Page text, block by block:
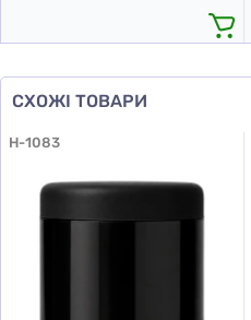
СХОЖІ ТОВАРИ
H-1083